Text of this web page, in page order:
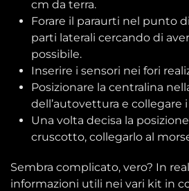
cm da terra.
Forare il paraurti nel punto
parti laterali cercando di
possibile.
Inserire i sensori nei fori
Posizionare la centralina
dell’autovettura e collegare
Una volta decisa la
cruscotto, collegarlo al
Sembra complicato, vero? In
informazioni utili nei vari kit in